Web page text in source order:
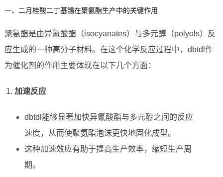
一、二月桂酸二丁基锡在聚氨酯生产中的关键作用
聚氨酯是由异氰酸酯（isocyanates）与多元醇（polyols）反
应生成的一种高分子材料。在这个化学反应过程中，dbtdl作
为催化剂的作用主要体现在以下几个方面：
加速反应
dbtdl能够显著加快异氰酸酯与多元醇之间的反应
速度，从而使聚氨酯泡沫更快地固化成型。
这种加速效应有助于提高生产效率，缩短生产周
期。